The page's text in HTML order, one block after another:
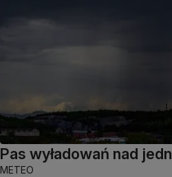
Pas wyładowań nad
METEO